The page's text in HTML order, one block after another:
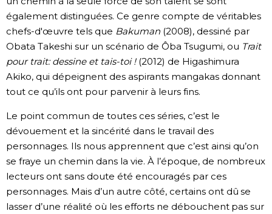
également distinguées. Ce genre compte de véritables
chefs-d'œuvre tels que Bakuman(2008), dessiné par
Obata Takeshi sur un scénario de Ôba Tsugumi, ou Trait
pour trait: dessine et tais-toi !(2012) de Higashimura
Akiko, qui dépeignent des aspirants mangakas donnant
tout ce qu’ils ont pour parvenir à leurs fins.
Le point commun de toutes ces séries, c’est le
dévouement et la sincérité dans le travail des
personnages. Ils nous apprennent que c’est ainsi qu’on
se fraye un chemin dans la vie. À l’époque, de nombreux
lecteurs ont sans doute été encouragés par ces
personnages. Mais d’un autre côté, certains ont dû se
lasser d’une réalité où les efforts ne débouchent pas sur